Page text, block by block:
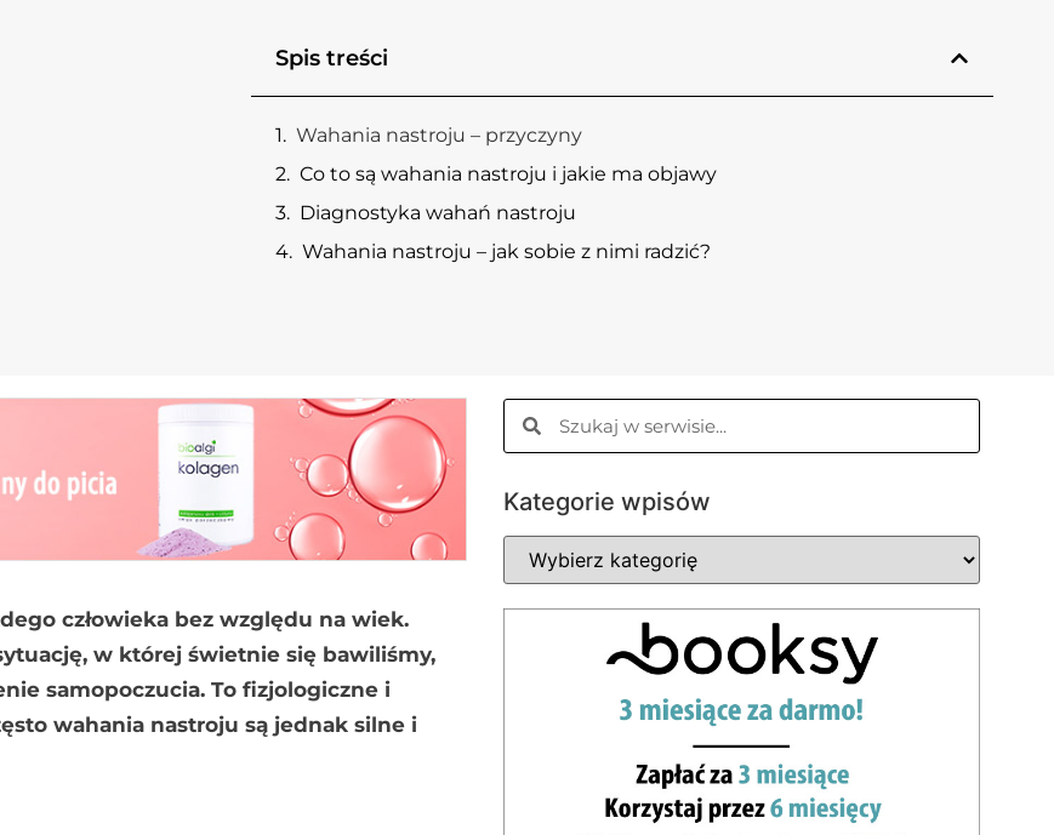
Spis treści
Wahania nastroju – przyczyny
Co to są wahania nastroju i jakie ma objawy
Diagnostyka wahań nastroju
Wahania nastroju – jak sobie z nimi radzić?
człowieka bez względu na wiek.
w której świetnie się bawiliśmy,
samopoczucia. To fizjologiczne i
wahania nastroju są jednak silne i
Kategorie wpisów